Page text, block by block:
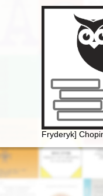
emigracyjnej
Chopina" -
Fryderyk]